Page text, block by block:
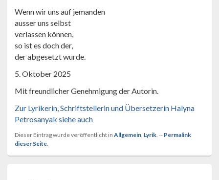
Wenn wir uns auf jemanden
ausser uns selbst
verlassen können,
so ist es doch der,
der abgesetzt wurde.
5. Oktober 2025
Mit freundlicher Genehmigung der Autorin.
Zur Lyrikerin, Schriftstellerin und Übersetzerin Halyna
Petrosanyak siehe auch
Dieser Eintrag wurde veröffentlicht in Allgemein, Lyrik. -- Permalink
dieser Seite.